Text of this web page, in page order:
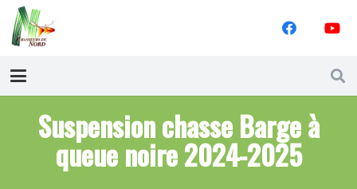
Suspension chasse Barge à
queue noire 2024-2025